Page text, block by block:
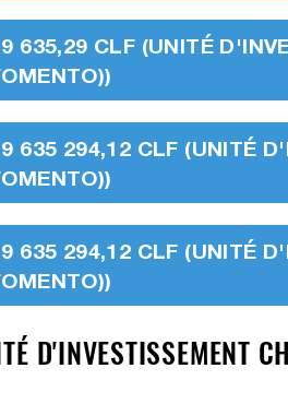
635,29 CLF (UNITÉ
635 294,12 CLF (UNITÉ
635 294,12 CLF (UNITÉ
D'INVESTISSEMENT